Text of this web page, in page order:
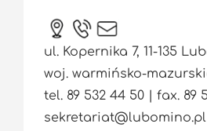
ul. Kopernika 7, 11-135
woj. warmińsko-
tel. 89 532 44 50 | fax. 89
sekretariat@lubomino.pl